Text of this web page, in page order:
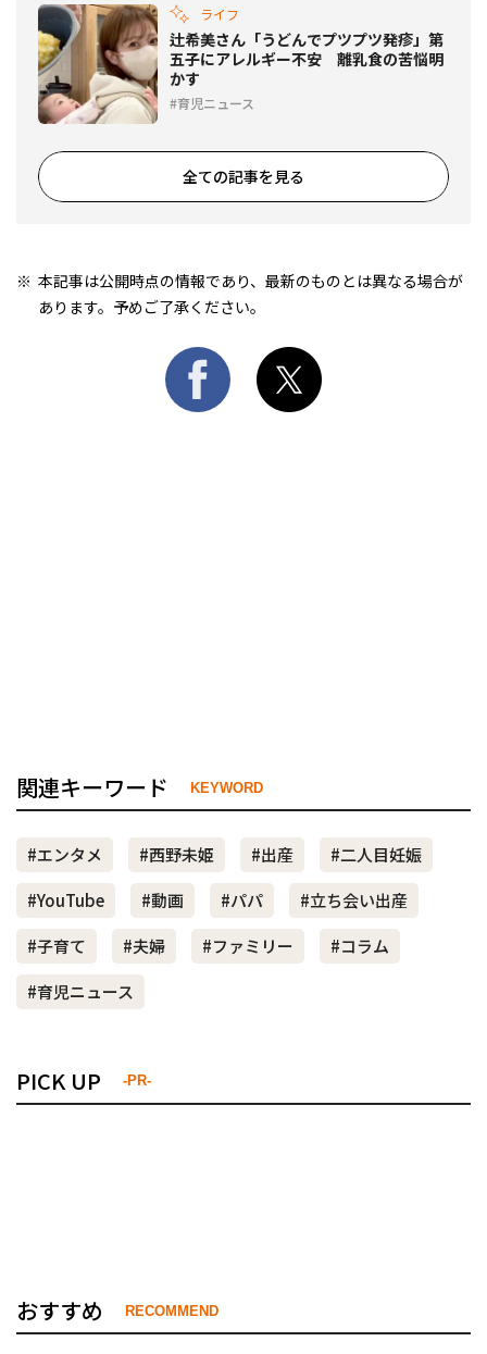
ライフ
辻希美さん「うどんでプツプツ発疹」第
五子にアレルギー不安 離乳食の苦悩明
かす
育児ニュース
全ての記事を見る
本記事は公開時点の情報であり、最新のものとは異なる場合が
あります。予めご了承ください。
関連キーワード KEYWORD
#エンタメ #西野未姫 #出産
#二人目妊娠
#YouTube
#動画 #パパ
#立ち会い出産
#子育て
#夫婦 #ファミリー
#コラム
#育児ニュース
PICK UP -PR-
おすすめ RECOMMEND